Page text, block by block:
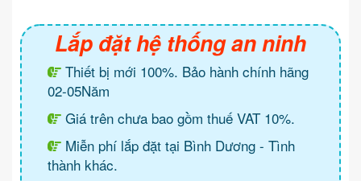
Lắp đặt hệ thống an ninh
Thiết bị mới 100%. Bảo hành chính hãng
02-05Năm
Giá trên chưa bao gồm thuế VAT 10%.
Miễn phí lắp đặt tại Bình Dương - Tình
thành khác.